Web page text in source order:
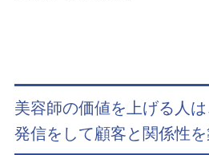
美容師の価値を上げる人
発信をして顧客と関係性